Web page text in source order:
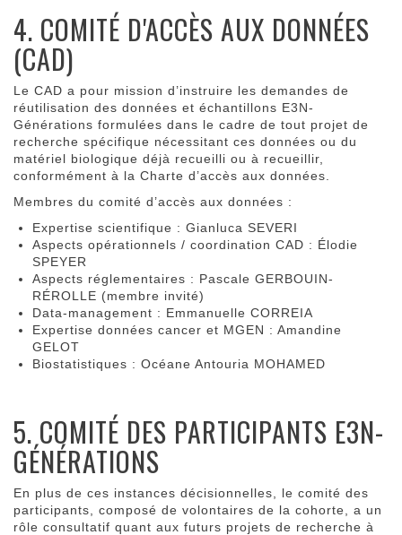
4. COMITÉ D'ACCÈS AUX DONNÉES
(CAD)
Le CAD a pour mission d’instruire les demandes de
réutilisation des données et échantillons E3N-
Générations formulées dans le cadre de tout projet de
recherche spécifique nécessitant ces données ou du
matériel biologique déjà recueilli ou à recueillir,
conformément à la Charte d’accès aux données.
Membres du comité d’accès aux données :
Expertise scientifique : Gianluca SEVERI
Aspects opérationnels / coordination CAD : Élodie
SPEYER
Aspects réglementaires : Pascale GERBOUIN-
RÉROLLE (membre invité)
Data-management : Emmanuelle CORREIA
Expertise données cancer et MGEN : Amandine
GELOT
Biostatistiques : Océane Antouria MOHAMED
5. COMITÉ DES PARTICIPANTS E3N-
GÉNÉRATIONS
En plus de ces instances décisionnelles, le comité des
participants, composé de volontaires de la cohorte, a un
rôle consultatif quant aux futurs projets de recherche à